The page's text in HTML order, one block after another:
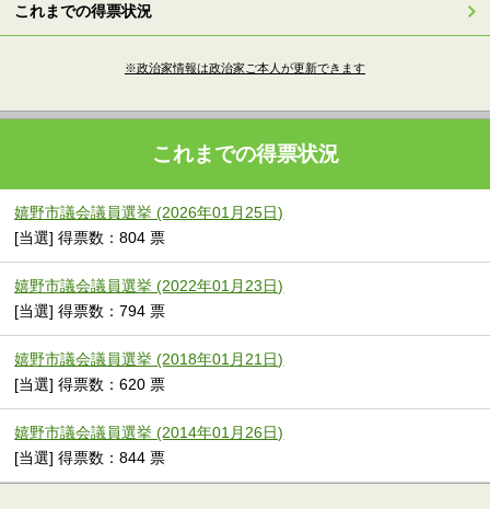
これまでの得票状況
※政治家情報は政治家ご本人が更新できます
これまでの得票状況
嬉野市議会議員選挙 (2026年01月25日)
[当選] 得票数：804 票
嬉野市議会議員選挙 (2022年01月23日)
[当選] 得票数：794 票
嬉野市議会議員選挙 (2018年01月21日)
[当選] 得票数：620 票
嬉野市議会議員選挙 (2014年01月26日)
[当選] 得票数：844 票